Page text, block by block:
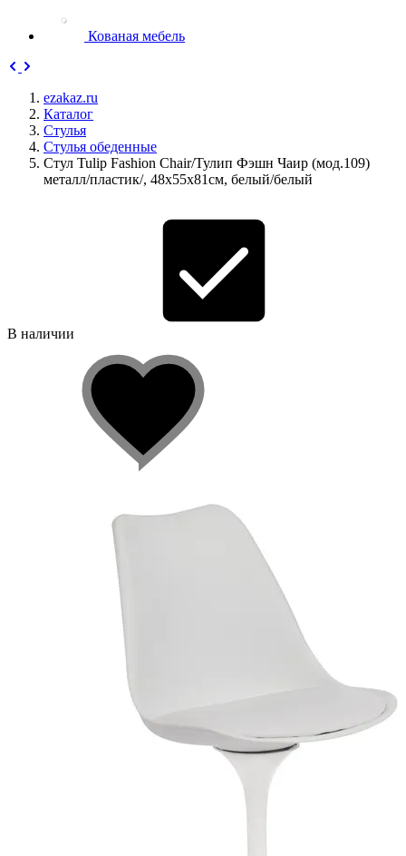
Кованая мебель
ezakaz.ru
Каталог
Стулья
Стулья обеденные
Стул Tulip Fashion Chair/Тулип Фэшн Чаир (мод.109)
металл/пластик/, 48х55х81см, белый/белый
В наличии